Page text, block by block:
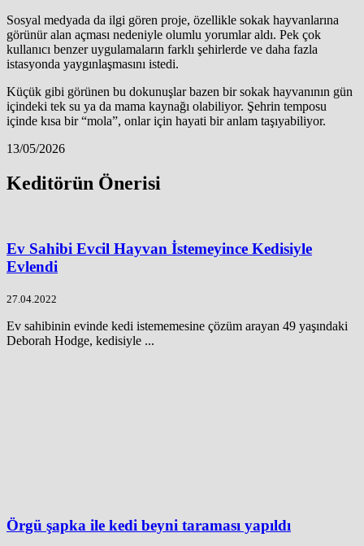
Sosyal medyada da ilgi gören proje, özellikle sokak hayvanlarına
görünür alan açması nedeniyle olumlu yorumlar aldı. Pek çok
kullanıcı benzer uygulamaların farklı şehirlerde ve daha fazla
istasyonda yaygınlaşmasını istedi.
Küçük gibi görünen bu dokunuşlar bazen bir sokak hayvanının gün
içindeki tek su ya da mama kaynağı olabiliyor. Şehrin temposu
içinde kısa bir “mola”, onlar için hayati bir anlam taşıyabiliyor.
13/05/2026
Keditörün Önerisi
Ev Sahibi Evcil Hayvan İstemeyince Kedisiyle
Evlendi
27.04.2022
Ev sahibinin evinde kedi istememesine çözüm arayan 49 yaşındaki
Deborah Hodge, kedisiyle ...
Örgü şapka ile kedi beyni taraması yapıldı